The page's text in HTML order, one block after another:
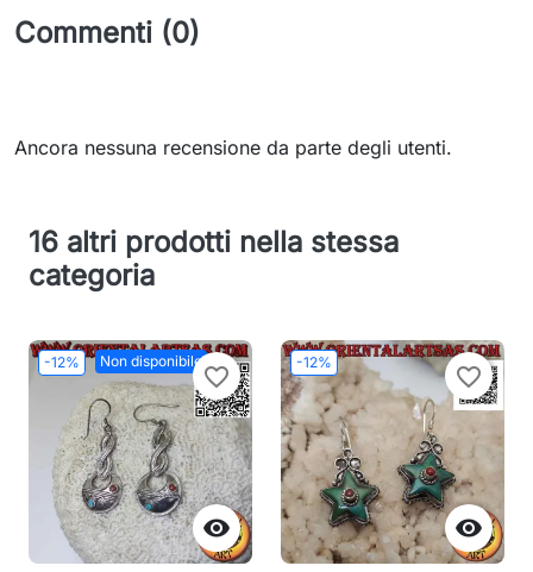
Commenti (0)
Ancora nessuna recensione da parte degli utenti.
16 altri prodotti nella stessa
categoria
-12% Non disponibile

favorite_border
-12%

favorite_border